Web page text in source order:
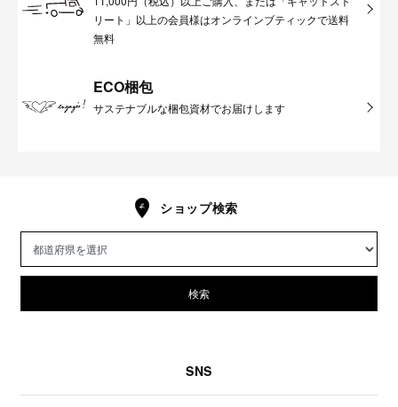
リート」以上の会員様はオンラインブティックで送料
無料
ECO梱包
サステナブルな梱包資材でお届けします
ショップ検索
検索
SNS